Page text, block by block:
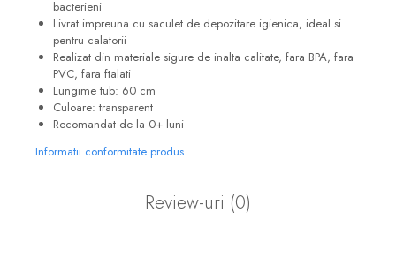
bacterieni
Livrat impreuna cu saculet de depozitare igienica, ideal si
pentru calatorii
Realizat din materiale sigure de inalta calitate, fara BPA, fara
PVC, fara ftalati
Lungime tub: 60 cm
Culoare: transparent
Recomandat de la 0+ luni
Informatii conformitate produs
Review-uri (0)